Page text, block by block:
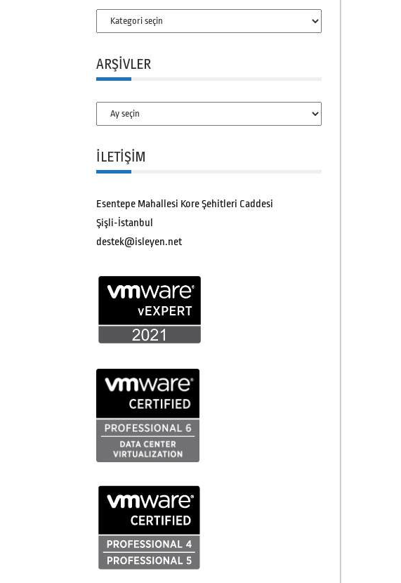
Kategoriler
ARŞIVLER
Arşivler
İLETİŞİM
Esentepe Mahallesi Kore Şehitleri Caddesi
Şişli-İstanbul
destek@isleyen.net